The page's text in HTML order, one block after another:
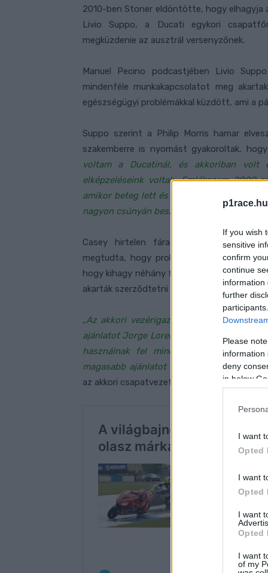
If you wish
sensitive
confirm
continue
information
further
Please
information
deny
in below
I want
Opted
I want
Opted
I want
Opted
I want
of my
2010-ben Stoner eldöntötte, hogy elhagyja
Livio Suppo, a Ducati egykori
megküzdenie az ausztrál versenyzőnek.
Manuel Pecino podcastjében Livio
mindenféle munkakapcsolatot meg
egészségügyi problémákkal küzdött, ami a
Suppo szerint a Philip Morris hamar
szakemberre is nyomást gyakoroltak,
voltam a Ducatinál, és akkoriban volt
elképzeléseink voltak. Emlékszem
amikor beteg lett és kihagyott három
nagyon csúnyán beszólt Caseynek, és
Casey hirtelen fáradtságtól és
megtudta, hogy problémái a laktóz- és
hogy kihagy néhány futamot, hogy
akarták szerződtetni Lorenzót Stoner
„Az akkori vezérigazgató, aki nem
ajánlatot Jorge Lorenzónak, én pedig azt
használnak fel minket, hogy többet
magasabb ajánlatot tettünk Jorge-nak,
az akkori csapatvezető.